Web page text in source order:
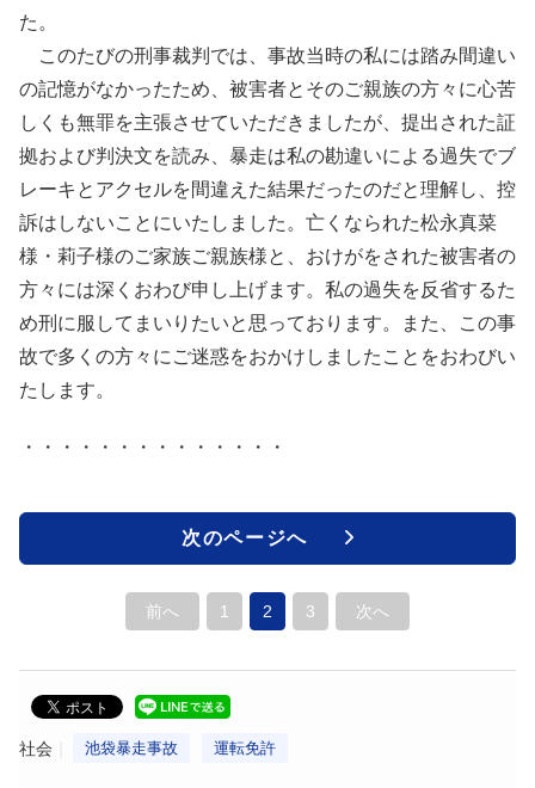
た。
このたびの刑事裁判では、事故当時の私には踏み間違い
の記憶がなかったため、被害者とそのご親族の方々に心苦
しくも無罪を主張させていただきましたが、提出された証
拠および判決文を読み、暴走は私の勘違いによる過失でブ
レーキとアクセルを間違えた結果だったのだと理解し、控
訴はしないことにいたしました。亡くなられた松永真菜
様・莉子様のご家族ご親族様と、おけがをされた被害者の
方々には深くおわび申し上げます。私の過失を反省するた
め刑に服してまいりたいと思っております。また、この事
故で多くの方々にご迷惑をおかけしましたことをおわびい
たします。
・・・・・・・・・・・・・・
次のページへ
前へ 1 2 3 次へ
社会 池袋暴走事故 運転免許